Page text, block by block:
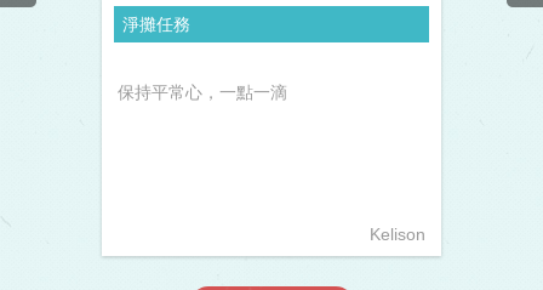
淨攤任務
保持平常心，一點一滴
Kelison